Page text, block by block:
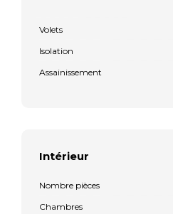
Volets
Isolation
Assainissement
Intérieur
Nombre pièces
Chambres